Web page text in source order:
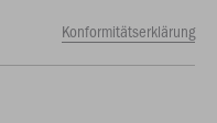
Konformitätserklärung